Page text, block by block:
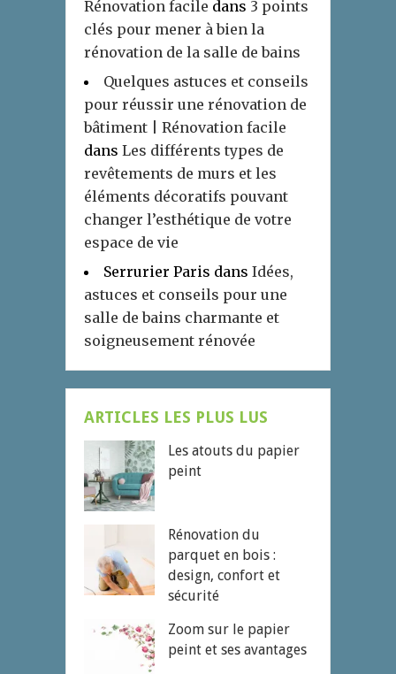
Rénovation facile dans 3 points
clés pour mener à bien la
rénovation de la salle de bains
Quelques astuces et conseils
pour réussir une rénovation de
bâtiment | Rénovation facile
dans Les différents types de
revêtements de murs et les
éléments décoratifs pouvant
changer l’esthétique de votre
espace de vie
Serrurier Paris dans Idées,
astuces et conseils pour une
salle de bains charmante et
soigneusement rénovée
ARTICLES LES PLUS LUS
Les atouts du papier
peint
Rénovation du
parquet en bois :
design, confort et
sécurité
Zoom sur le papier
peint et ses avantages